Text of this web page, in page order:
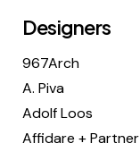
Designers
967Arch
A. Piva
Adolf Loos
Affidare + Partner